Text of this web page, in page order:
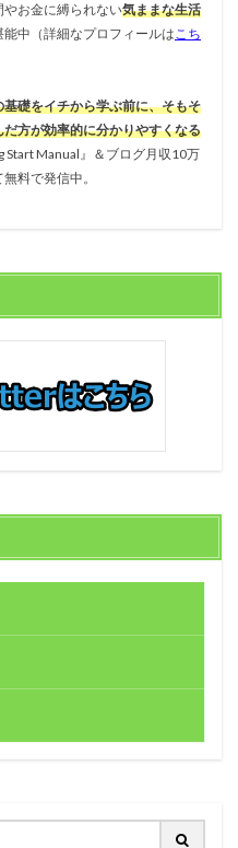
やお金に縛られない気ままな生活
能中（詳細なプロフィールはこち
礎をイチから学ぶ前に、そもそ
方が効率的に分かりやすくなる
Start Manual』＆ブログ月収10万
料で発信中。